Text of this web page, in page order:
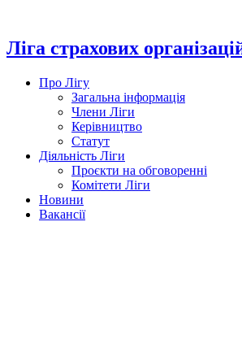
вмісту
Ліга страхових
Про Лігу
Загальна інформація
Члени Ліги
Керівництво
Статут
Діяльність Ліги
Проєкти на обговоренні
Комітети Ліги
Новини
Вакансії